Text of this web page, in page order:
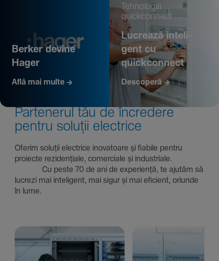
Berker devine
Hager
Află mai multe
Tehno­logia
quickconnect
Lucrează inte­li­
gent cu
quickconnect
Descoperă
Parte­nerul tău de încre­dere
pentru soluții electrice
Oferim soluții electrice inova­toare și fiabile pentru
proiecte rezi­den­țiale, comer­ciale și indus­triale.
Cu peste 70 de ani de expe­riență, te ajutăm să
lucrezi mai inte­li­gent, mai sigur și mai eficient, oriunde
în lume.